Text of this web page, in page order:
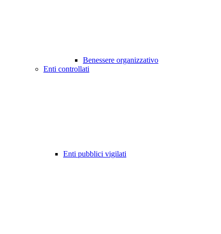
Benessere organizzativo
Enti controllati
Enti pubblici vigilati